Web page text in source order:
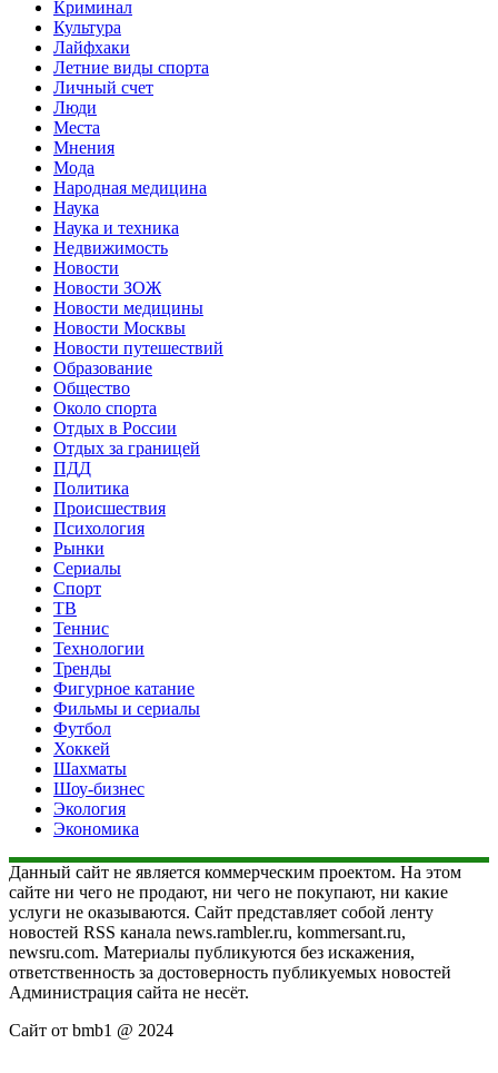
Криминал
Культура
Лайфхаки
Летние виды спорта
Личный счет
Люди
Места
Мнения
Мода
Народная медицина
Наука
Наука и техника
Недвижимость
Новости
Новости ЗОЖ
Новости медицины
Новости Москвы
Новости путешествий
Образование
Общество
Около спорта
Отдых в России
Отдых за границей
ПДД
Политика
Происшествия
Психология
Рынки
Сериалы
Спорт
ТВ
Теннис
Технологии
Тренды
Фигурное катание
Фильмы и сериалы
Футбол
Хоккей
Шахматы
Шоу-бизнес
Экология
Экономика
Данный сайт не является коммерческим проектом. На этом
сайте ни чего не продают, ни чего не покупают, ни какие
услуги не оказываются. Сайт представляет собой ленту
новостей RSS канала news.rambler.ru, kommersant.ru,
newsru.com. Материалы публикуются без искажения,
ответственность за достоверность публикуемых новостей
Администрация сайта не несёт.
Сайт от bmb1 @ 2024